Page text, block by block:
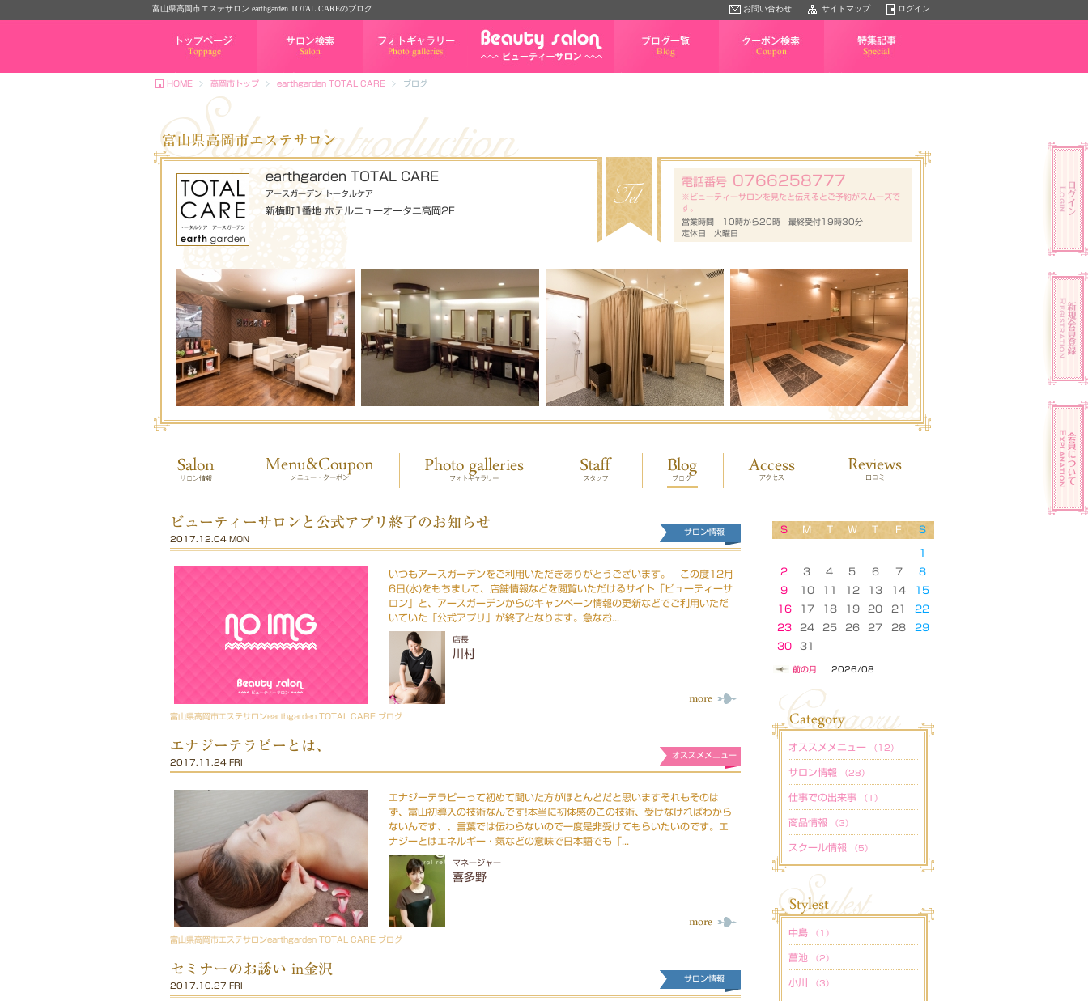
富山県高岡市エステサロン earthgarden TOTAL CAREのブログ ログイン
サイトマップ
お問い合わせ
HOME 高岡市トップ earthgarden TOTAL CARE ブログ
富山県高岡市エステサロン
earthgarden TOTAL CARE
アースガーデン トータルケア
新横町1番地 ホテルニューオータニ高岡2F
電話番号 0766258777
※ビューティーサロンを見たと伝えるとご予約がスムーズで
す。
営業時間 10時から20時 最終受付19時30分
定休日 火曜日
ビューティーサロンと公式アプリ終了のお知らせ
2017.12.04 MON
サロン情報
いつもアースガーデンをご利用いただきありがとうございます。 この度12月
6日(水)をもちまして、店舗情報などを閲覧いただけるサイト「ビューティーサ
ロン」と、アースガーデンからのキャンペーン情報の更新などでご利用いただ
いていた「公式アプリ」が終了となります。急なお...
店長
川村
富山県高岡市エステサロンearthgarden TOTAL CARE ブログ
エナジーテラピーとは、
2017.11.24 FRI
オススメメニュー
エナジーテラピーって初めて聞いた方がほとんどだと思いますそれもそのは
ず、富山初導入の技術なんです!本当に初体感のこの技術、受けなければわから
ないんです、、言葉では伝わらないので一度是非受けてもらいたいのです。エ
ナジーとはエネルギー・氣などの意味で日本語でも「...
マネージャー
喜多野
富山県高岡市エステサロンearthgarden TOTAL CARE ブログ
セミナーのお誘い in金沢
2017.10.27 FRI
サロン情報
前の月 2026/08
S M T W T F S
1
2
3 4 5 6 7
8
9
10 11 12 13 14
15
16
17 18 19 20 21
22
23
24 25 26 27 28
29
30
31
オススメメニュー （12）
サロン情報 （28）
仕事での出来事 （1）
商品情報 （3）
スクール情報 （5）
中島 （1）
菖池 （2）
小川 （3）